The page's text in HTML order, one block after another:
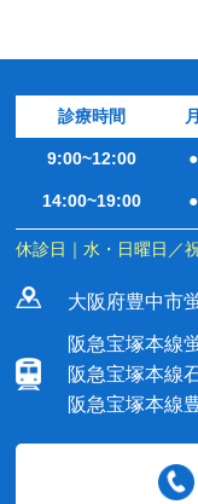
診療時間 月
9:00~12:00 ●
14:00~19:00 ●
休診日｜水・日曜日／
大阪府豊中市
阪急宝塚本線
阪急宝塚本線
阪急宝塚本線